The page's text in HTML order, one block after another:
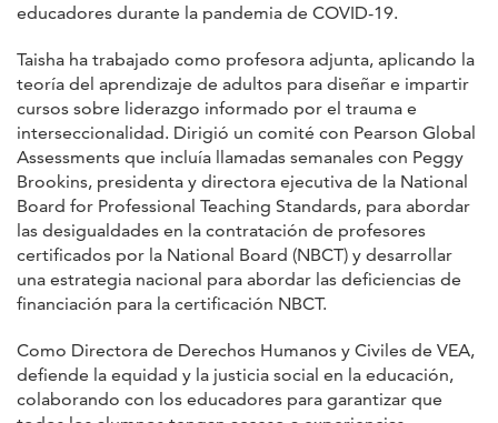
educadores durante la pandemia de COVID-19.
Taisha ha trabajado como profesora adjunta, aplicando la
teoría del aprendizaje de adultos para diseñar e impartir
cursos sobre liderazgo informado por el trauma e
interseccionalidad. Dirigió un comité con Pearson Global
Assessments que incluía llamadas semanales con Peggy
Brookins, presidenta y directora ejecutiva de la National
Board for Professional Teaching Standards, para abordar
las desigualdades en la contratación de profesores
certificados por la National Board (NBCT) y desarrollar
una estrategia nacional para abordar las deficiencias de
financiación para la certificación NBCT.
Como Directora de Derechos Humanos y Civiles de VEA,
defiende la equidad y la justicia social en la educación,
colaborando con los educadores para garantizar que